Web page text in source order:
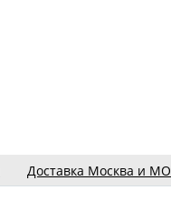
Доставка Москва и МО